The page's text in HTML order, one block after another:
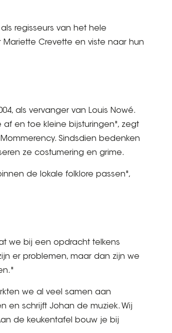
regisseurs van het hele
Crevette en viste naar hun
als vervanger van Louis Nowé.
en toe kleine bijsturingen", zegt
Sindsdien bedenken
ze costumering en grime.
de lokale folklore passen",
we bij een opdracht telkens
er problemen, maar dan zijn we
we al veel samen aan
en schrijft Johan de muziek. Wij
de keukentafel bouw je bij